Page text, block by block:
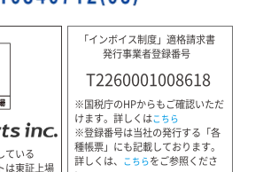
ている
は東証上場
「インボイス制度」適格請求書
発行事業者登録番号
T2260001008618
※国税庁のHPからもご確認いただ
けます。詳しくはこちら
※登録番号は当社の発行する「各
種帳票」にも記載しております。
詳しくは、 こちらをご参照くださ